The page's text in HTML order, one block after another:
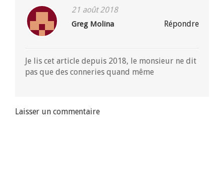
21 août 2018
Greg Molina Répondre
Je lis cet article depuis 2018, le monsieur ne dit
pas que des conneries quand même
Laisser un commentaire